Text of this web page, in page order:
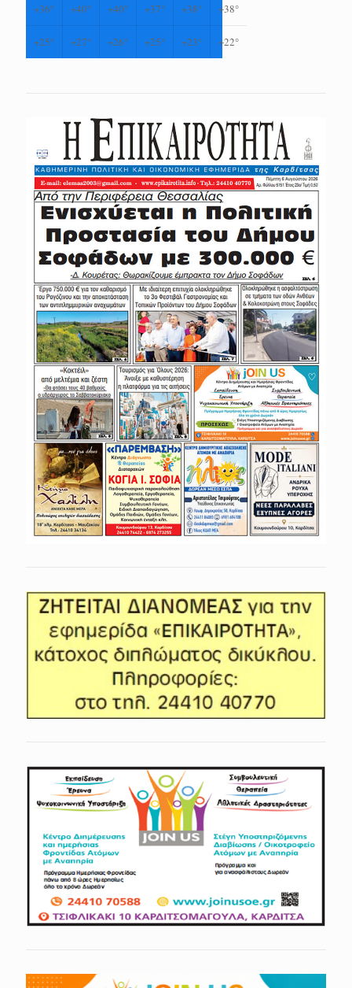
+36° +40° +40° +37° +38° +38°
+25° +27° +26° +25° +23° +22°